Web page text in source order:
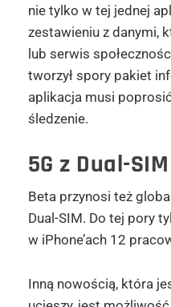
nie tylko w tej jednej
zestawieniu z danymi,
lub serwis
tworzył spory pakiet
aplikacja musi
śledzenie.
5G z Dual-SIM
Beta przynosi też
Dual-SIM. Do tej pory
w iPhone’ach 12
Inną nowością, która